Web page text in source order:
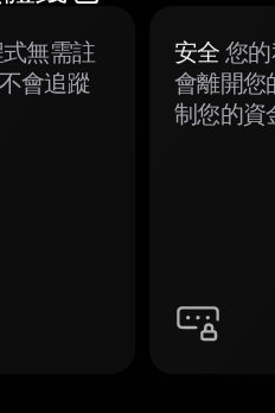
無需註
會追蹤
安全 您
會離開您
制您的資